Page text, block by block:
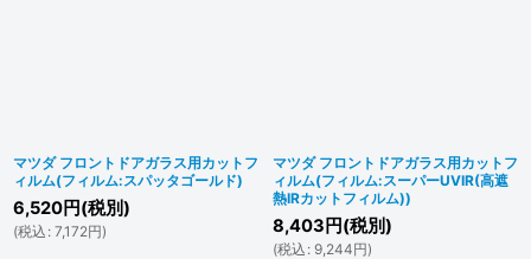
マツダ フロントドアガラス用カットフ
ィルム(フィルム:スパッタゴールド)
6,520円(税別)
(税込 : 7,172円)
マツダ フロントドアガラス用カットフ
ィルム(フィルム:スーパーUVIR(高遮
熱IRカットフィルム))
8,403 円(税別)
(税込 : 9,244円)